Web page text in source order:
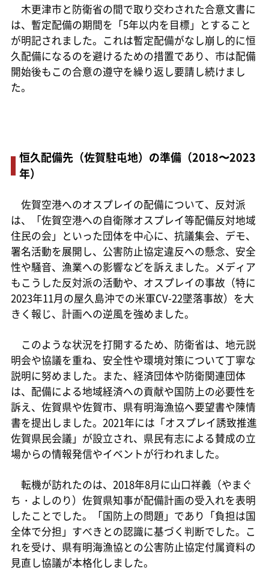
木更津市と防衛省の間で取り交わされた合意文書に
は、暫定配備の期間を「5年以内を目標」とすること
が明記されました。これは暫定配備がなし崩し的に恒
久配備になるのを避けるための措置であり、市は配備
開始後もこの合意の遵守を繰り返し要請し続けまし
た。
恒久配備先（佐賀駐屯地）の準備（2018〜2023
年）
佐賀空港へのオスプレイの配備について、反対派
は、「佐賀空港への自衛隊オスプレイ等配備反対地域
住民の会」といった団体を中心に、抗議集会、デモ、
署名活動を展開し、公害防止協定違反への懸念、安全
性や騒音、漁業への影響などを訴えました。メディア
もこうした反対派の活動や、オスプレイの事故（特に
2023年11月の屋久島沖での米軍CV-22墜落事故）を大
きく報じ、計画への逆風を強めました。
このような状況を打開するため、防衛省は、地元説
明会や協議を重ね、安全性や環境対策について丁寧な
説明に努めました。また、経済団体や防衛関連団体
は、配備による地域経済への貢献や国防上の必要性を
訴え、佐賀県や佐賀市、県有明海漁協へ要望書や陳情
書を提出しました。2021年には「オスプレイ誘致推進
佐賀県民会議」が設立され、県民有志による賛成の立
場からの情報発信やイベントが行われました。
転機が訪れたのは、2018年8月に山口祥義（やまぐ
ち・よしのり）佐賀県知事が配備計画の受入れを表明
したことでした。「国防上の問題」であり「負担は国
全体で分担」すべきとの認識に基づく判断でした。こ
れを受け、県有明海漁協との公害防止協定付属資料の
見直し協議が本格化しました。